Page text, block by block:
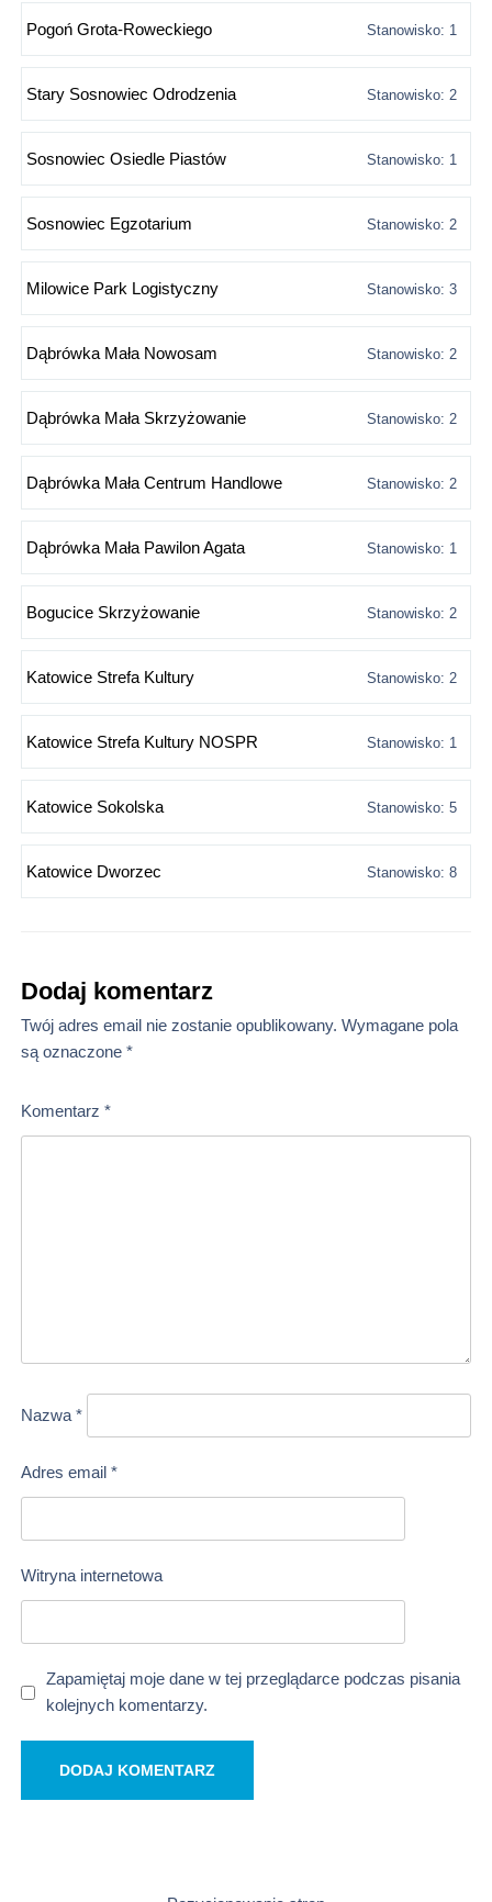
Pogoń Grota-Roweckiego Stanowisko: 1
Stary Sosnowiec Odrodzenia Stanowisko: 2
Sosnowiec Osiedle Piastów Stanowisko: 1
Sosnowiec Egzotarium Stanowisko: 2
Milowice Park Logistyczny Stanowisko: 3
Dąbrówka Mała Nowosam Stanowisko: 2
Dąbrówka Mała Skrzyżowanie Stanowisko: 2
Dąbrówka Mała Centrum Handlowe Stanowisko: 2
Dąbrówka Mała Pawilon Agata Stanowisko: 1
Bogucice Skrzyżowanie Stanowisko: 2
Katowice Strefa Kultury Stanowisko: 2
Katowice Strefa Kultury NOSPR Stanowisko: 1
Katowice Sokolska Stanowisko: 5
Katowice Dworzec Stanowisko: 8
Dodaj komentarz
Twój adres email nie zostanie opublikowany. Wymagane pola
są oznaczone *
Komentarz *
Nazwa *
Adres email *
Witryna internetowa
Zapamiętaj moje dane w tej przeglądarce podczas pisania
kolejnych komentarzy.